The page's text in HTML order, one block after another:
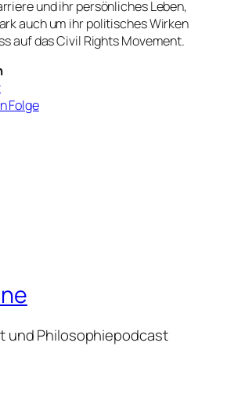
und ihr persönliches Leben,
auch um ihr politisches Wirken
auf das Civil Rights Movement.
Folge
und Philosophiepodcast